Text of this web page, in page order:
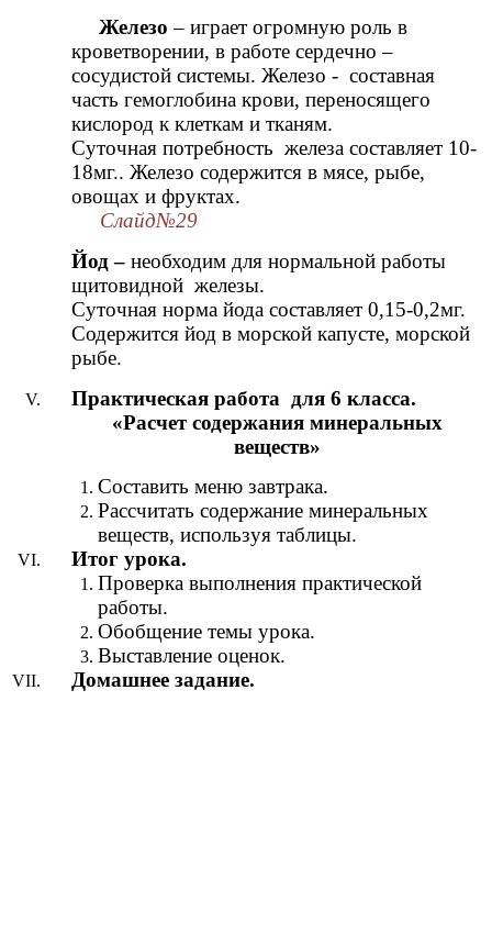
Железо – играет огромную роль в
кроветворении, в работе сердечно –
сосудистой системы. Железо - составная
часть гемоглобина крови, переносящего
кислород к клеткам и тканям.
Суточная потребность железа составляет 10-
18мг.. Железо содержится в мясе, рыбе,
овощах и фруктах.
Слайд№29
Йод – необходим для нормальной работы
щитовидной железы.
Суточная норма йода составляет 0,15-0,2мг.
Содержится йод в морской капусте, морской
рыбе.
Практическая работа для 6 класса.
«Расчет содержания минеральных
веществ»
Составить меню завтрака.
Рассчитать содержание минеральных
веществ, используя таблицы.
Итог урока.
Проверка выполнения практической
работы.
Обобщение темы урока.
Выставление оценок.
Домашнее задание.